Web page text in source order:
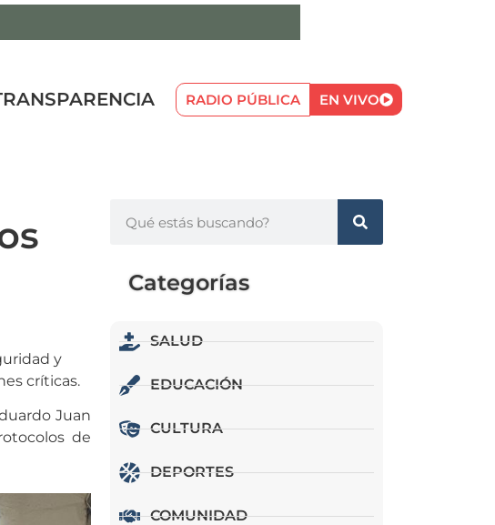
RADIO PÚBLICA EN VIVO
y
críticas.
Juan
de
Categorías
SALUD
EDUCACIÓN
CULTURA
DEPORTES
COMUNIDAD